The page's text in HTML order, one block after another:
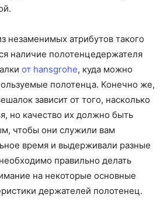
незаменимых атрибутов такого
наличие полотенцедержателя
от hansgrohe, куда можно
полотенца. Конечно же,
зависит от того, насколько
но качество их должно быть
чтобы они служили вам
время и выдерживали разные
правильно делать
на некоторые основные
держателей полотенец.